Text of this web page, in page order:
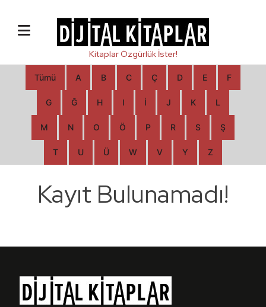
Tümü A B C Ç D E F
G Ğ H I İ J K L
M N O Ö P R S Ş
T U Ü W V Y Z
Kayıt Bulunamadı!